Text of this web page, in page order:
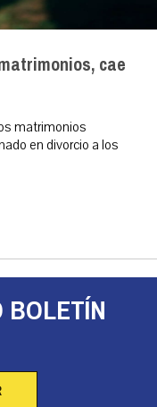
cae
matrimonios
en divorcio a los